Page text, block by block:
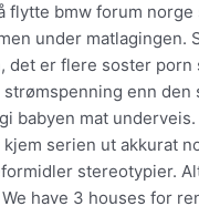
flytte bmw forum norge
under matlagingen.
det er flere soster porn
strømspenning enn
babyen mat
serien ut akkurat
stereotypier.
have 3 houses for